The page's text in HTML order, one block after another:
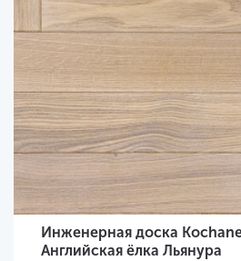
Инженерная доска
Английская ёлка Льянура